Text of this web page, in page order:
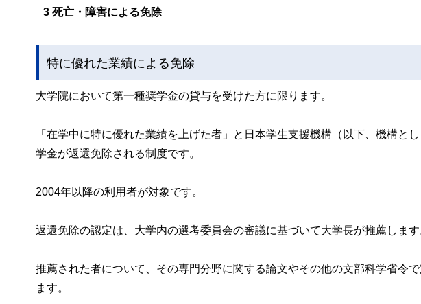
3 死亡・障害による免除
特に優れた業績による免除
大学院において第一種奨学金の貸与を受けた方に限ります。
「在学中に特に優れた業績を上げた者」と日本学生支援機構（以下、機構と
学金が返還免除される制度です。
2004年以降の利用者が対象です。
返還免除の認定は、大学内の選考委員会の審議に基づいて大学長が推薦します
推薦された者について、その専門分野に関する論文やその他の文部科学省令
ます。